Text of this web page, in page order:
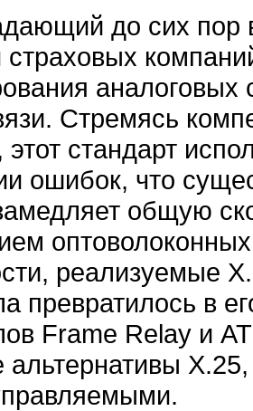
до сих пор
страховых
Стремясь
этот стандарт
ошибок, что
общую
реализуемые
превратилось в
Frame Relay и
альтернативы X.25,